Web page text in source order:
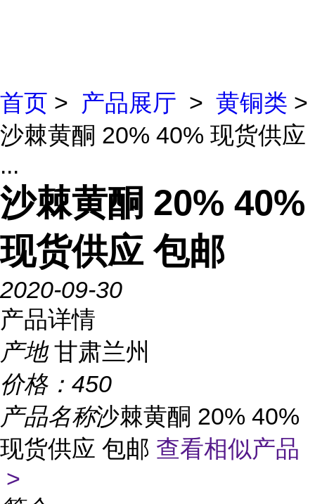
首页 > 产品展厅 > 黄铜类 >
沙棘黄酮 20% 40% 现货供应
...
沙棘黄酮 20% 40%
现货供应 包邮
2020-09-30
产品详情
产地 甘肃兰州
价格： 450
产品名称沙棘黄酮 20% 40%
现货供应 包邮 查看相似产品
>